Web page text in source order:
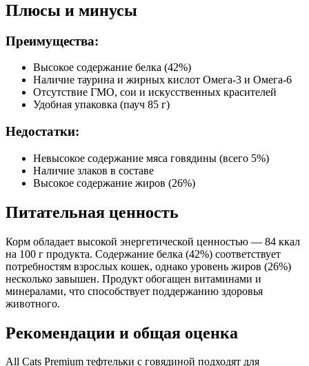
Белок (%)
8
Клетчатка (%)
Влага (%)
82
Калорийность (ккал/100г) 84
Плюсы и минусы
Преимущества:
Высокое содержание белка (42%)
Наличие таурина и жирных кислот Омега-3 и Омега-6
Отсутствие ГМО, сои и искусственных красителей
Удобная упаковка (пауч 85 г)
Недостатки:
Невысокое содержание мяса говядины (всего 5%)
Наличие злаков в составе
Высокое содержание жиров (26%)
Питательная ценность
Корм обладает высокой энергетической ценностью — 84 ккал
на 100 г продукта. Содержание белка (42%) соответствует
потребностям взрослых кошек, однако уровень жиров (26%)
несколько завышен. Продукт обогащен витаминами и
минералами, что способствует поддержанию здоровья
животного.
Рекомендации и общая оценка
All Cats Premium тефтельки с говядиной подходят для